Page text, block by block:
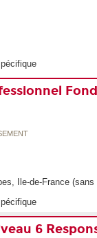
Ile-de-France
6